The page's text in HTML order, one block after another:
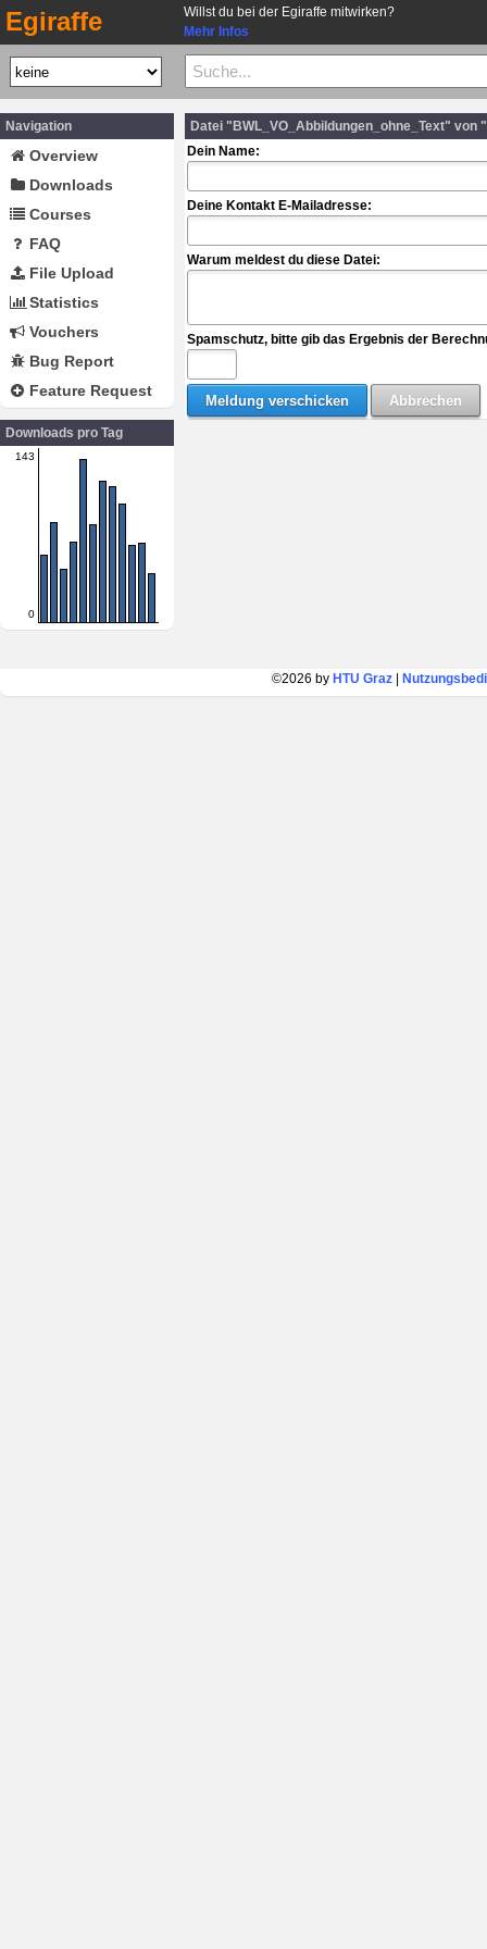
Egiraffe
Willst du bei der Egiraffe mitwirken?
Mehr Infos
Navigation
Overview
Downloads
Courses
FAQ
File Upload
Statistics
Vouchers
Bug Report
Feature Request
Downloads pro Tag
143
0
Datei "BWL_VO_Abbildungen_ohne_Text"
Dein Name:
Deine Kontakt E-Mailadresse:
Warum meldest du diese Datei:
Spamschutz, bitte gib das Ergebnis der
©2026 by HTU Graz|